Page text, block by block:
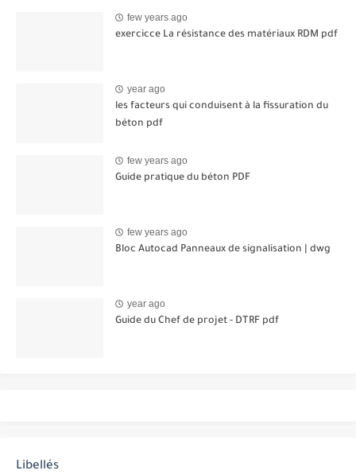
few years ago
exercicce La résistance des matériaux RDM pdf
year ago
les facteurs qui conduisent à la fissuration du
béton pdf
few years ago
Guide pratique du béton PDF
few years ago
Bloc Autocad Panneaux de signalisation | dwg
year ago
Guide du Chef de projet - DTRF pdf
Libellés